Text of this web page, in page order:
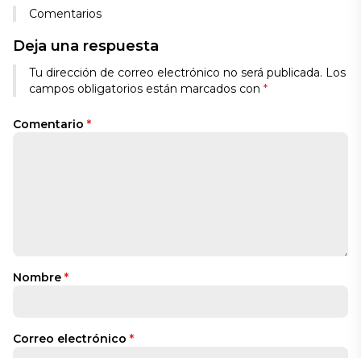
Comentarios
Deja una respuesta
Tu dirección de correo electrónico no será publicada. Los
campos obligatorios están marcados con *
Comentario *
Nombre *
Correo electrónico *